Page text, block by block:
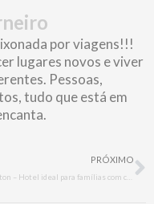
por viagens!!!
lugares novos e viver
Pessoas,
tudo que está em
PRÓXIMO